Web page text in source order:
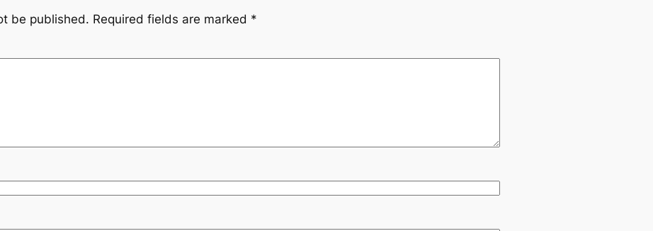
be published. Required fields are marked *